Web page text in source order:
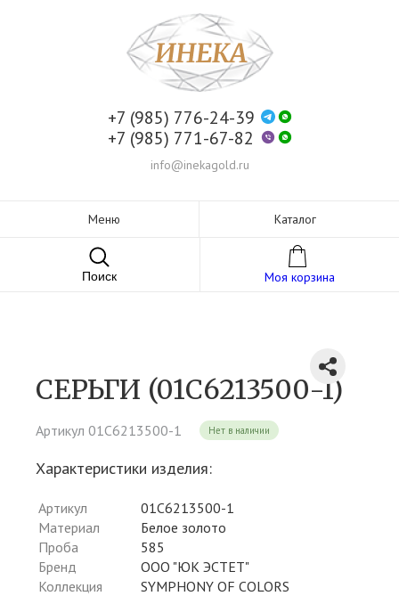
+7 (985) 776-24-39
+7 (985) 771-67-82
info@inekagold.ru
Меню Каталог
Поиск Моя корзина
СЕРЬГИ (01С6213500-1)
Артикул 01С6213500-1 Нет в наличии
Характеристики изделия:
Артикул
01С6213500-1
Материал
Белое золото
Проба
585
Бренд
ООО "ЮК ЭСТЕТ"
Коллекция
SYMPHONY OF COLORS